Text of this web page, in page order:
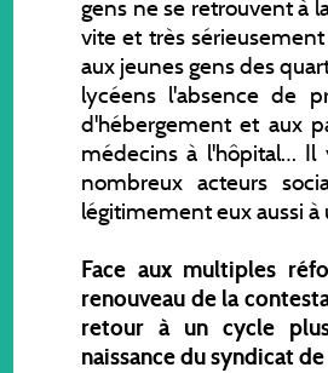
gens ne se retrouvent à
vite et très
aux jeunes gens des
lycéens l'absence de
d'hébergement et aux
médecins à l'hôpital…
nombreux acteurs
légitimement eux aussi
Face aux multiples
renouveau de la
retour à un cycle
naissance du syndicat